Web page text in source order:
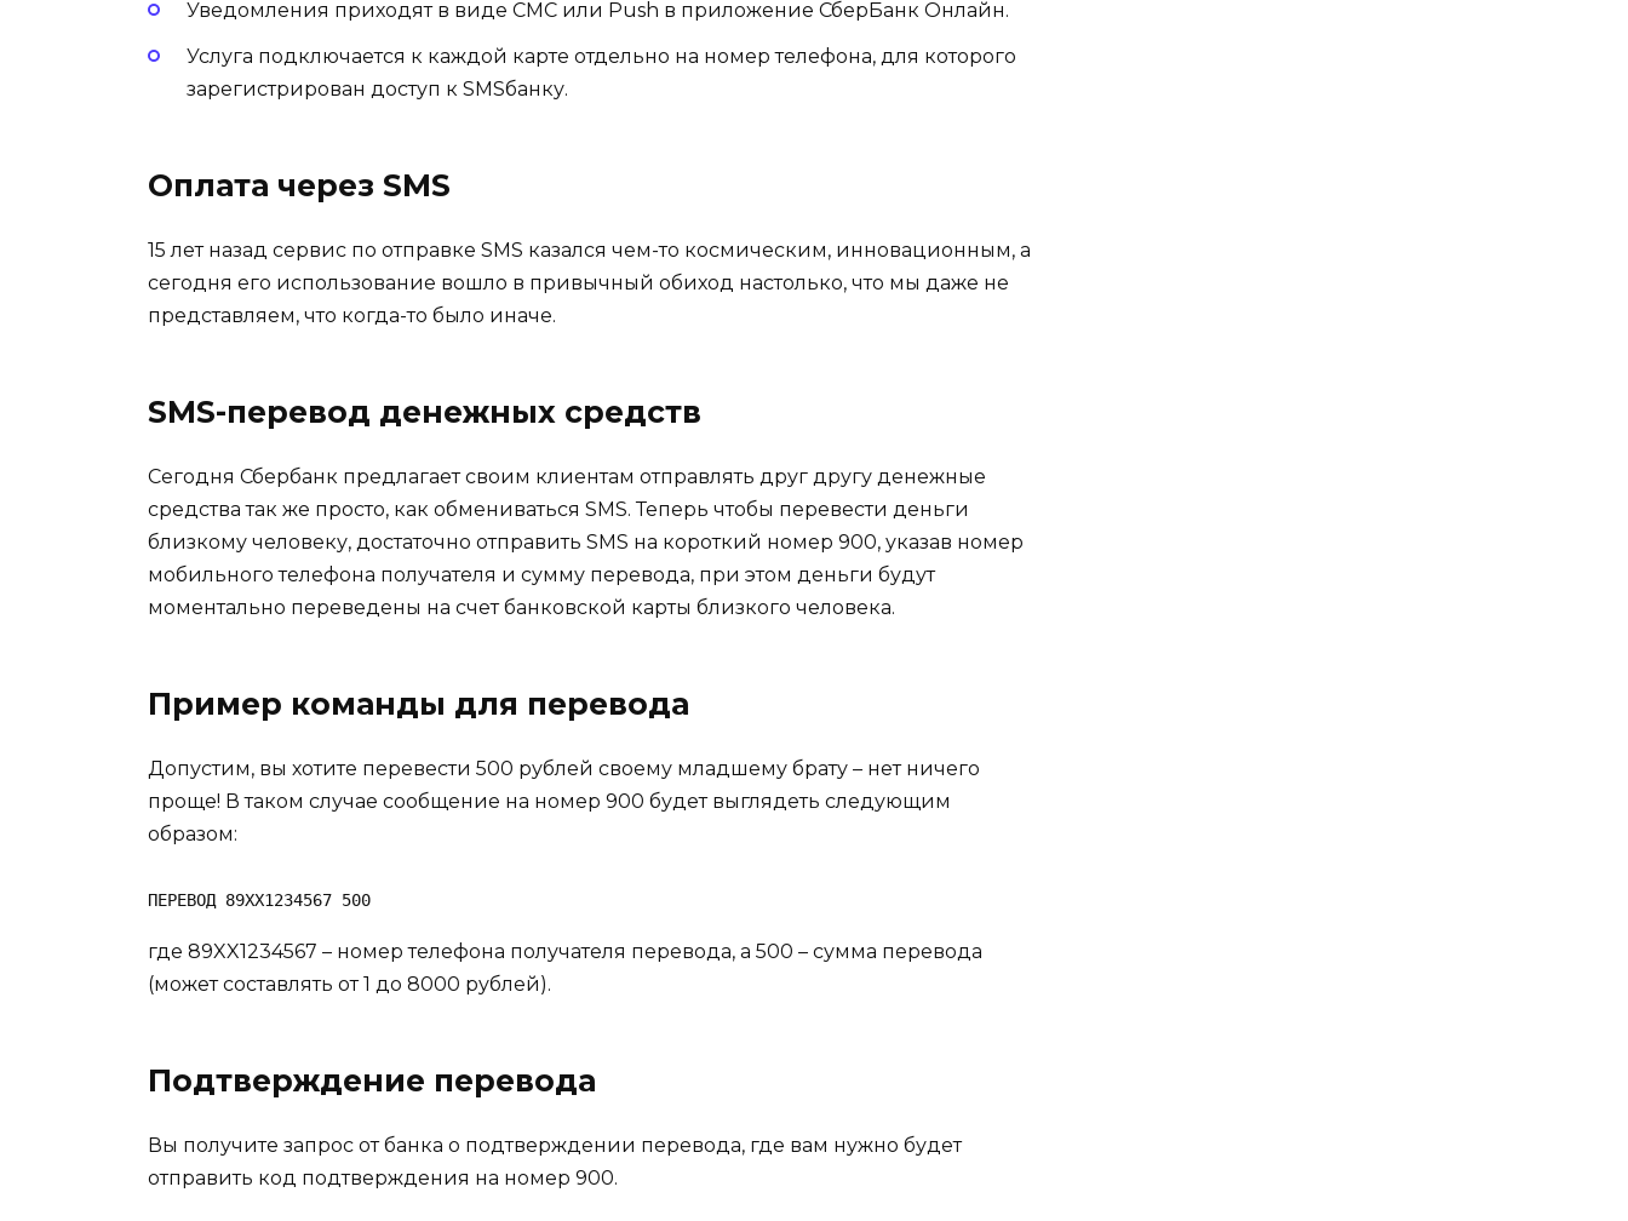
Уведомления приходят в виде СМС или Push в приложение СберБанк Онлайн.
Услуга подключается к каждой карте отдельно на номер телефона, для которого
зарегистрирован доступ к SMSбанку.
Оплата через SMS
15 лет назад сервис по отправке SMS казался чем-то космическим, инновационным, а
сегодня его использование вошло в привычный обиход настолько, что мы даже не
представляем, что когда-то было иначе.
SMS-перевод денежных средств
Сегодня Сбербанк предлагает своим клиентам отправлять друг другу денежные
средства так же просто, как обмениваться SMS. Теперь чтобы перевести деньги
близкому человеку, достаточно отправить SMS на короткий номер 900, указав номер
мобильного телефона получателя и сумму перевода, при этом деньги будут
моментально переведены на счет банковской карты близкого человека.
Пример команды для перевода
Допустим, вы хотите перевести 500 рублей своему младшему брату – нет ничего
проще! В таком случае сообщение на номер 900 будет выглядеть следующим
образом:
ПЕРЕВОД 89XX1234567 500
где 89XX1234567 – номер телефона получателя перевода, а 500 – сумма перевода
(может составлять от 1 до 8000 рублей).
Подтверждение перевода
Вы получите запрос от банка о подтверждении перевода, где вам нужно будет
отправить код подтверждения на номер 900.